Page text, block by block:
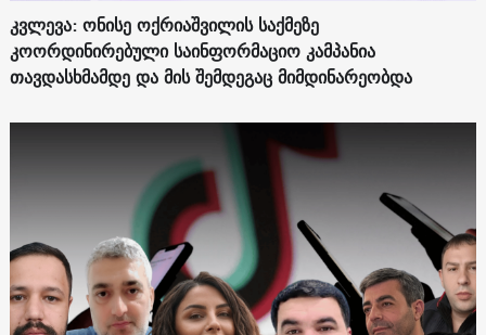
კვლევა: ონისე ოქრიაშვილის საქმეზე
კოორდინირებული საინფორმაციო კამპანია
თავდასხმამდე და მის შემდეგაც მიმდინარეობდა